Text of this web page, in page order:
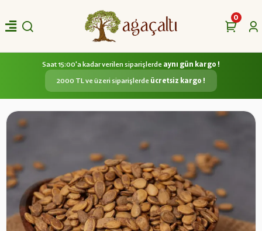
0
Saat 15:00'a kadar verilen siparişlerde aynı gün kargo !
2000 TL ve üzeri siparişlerde ücretsiz kargo !